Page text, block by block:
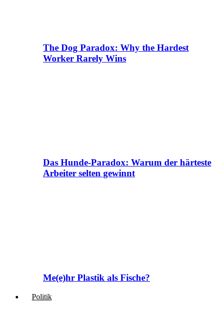
The Dog Paradox: Why the Hardest
Worker Rarely Wins
Das Hunde-Paradox: Warum der härteste
Arbeiter selten gewinnt
Me(e)hr Plastik als Fische?
Politik